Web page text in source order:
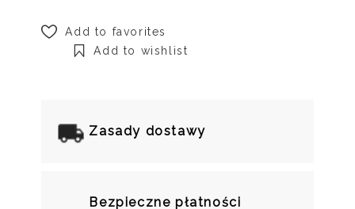
Add to favorites
Add to wishlist
Zasady dostawy
Bezpieczne płatności